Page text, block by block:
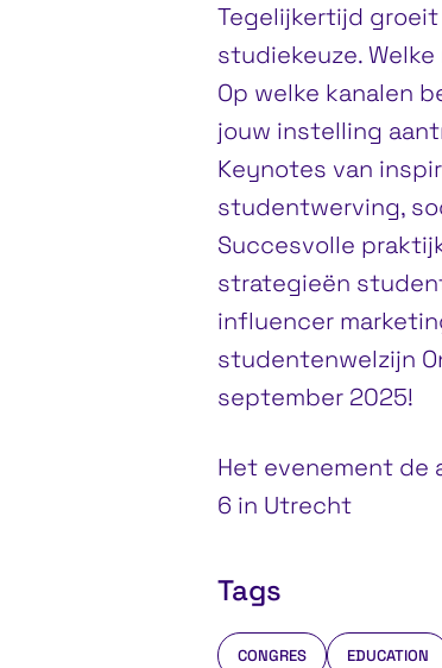
Tegelijkertijd
studiekeuze.
Op welke kanalen
jouw instelling
Keynotes van
studentwerving,
Succesvolle
strategieën
influencer
studentenwelzijn
september 2025!
Het evenement de
6 in Utrecht
Tags
CONGRES EDUCATION